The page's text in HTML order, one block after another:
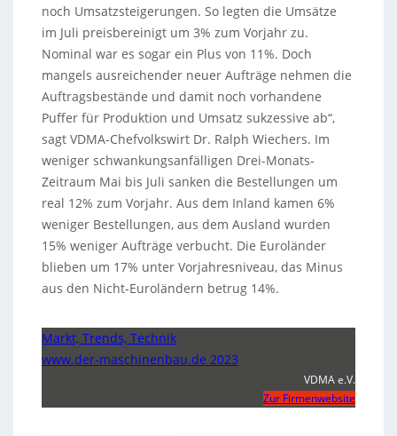
noch Umsatzsteigerungen. So legten die Umsätze
im Juli preisbereinigt um 3% zum Vorjahr zu.
Nominal war es sogar ein Plus von 11%. Doch
mangels ausreichender neuer Aufträge nehmen die
Auftragsbestände und damit noch vorhandene
Puffer für Produktion und Umsatz sukzessive ab“,
sagt VDMA-Chefvolkswirt Dr. Ralph Wiechers. Im
weniger schwankungsanfälligen Drei-Monats-
Zeitraum Mai bis Juli sanken die Bestellungen um
real 12% zum Vorjahr. Aus dem Inland kamen 6%
weniger Bestellungen, aus dem Ausland wurden
15% weniger Aufträge verbucht. Die Euroländer
blieben um 17% unter Vorjahresniveau, das Minus
aus den Nicht-Euroländern betrug 14%.
Markt, Trends, Technik
www.der-maschinenbau.de 2023
VDMA e.V.
Zur Firmenwebsite